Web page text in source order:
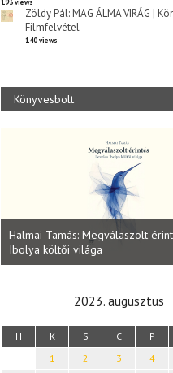
193 views
Zöldy Pál: MAG ÁLMA VIRÁG |
Filmfelvétel
140 views
Könyvesbolt
Halmai Tamás: Megválaszolt
Ibolya költői világa
2023. augusztus
H K S C P
1 2 3 4